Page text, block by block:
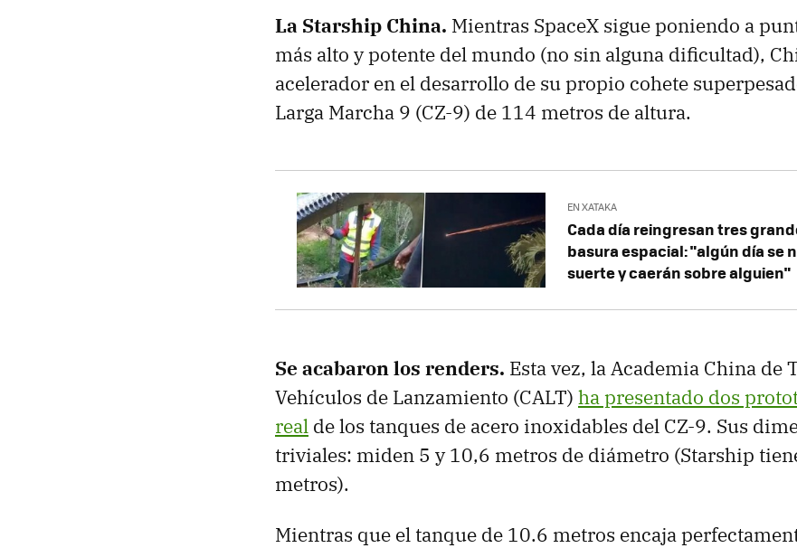
La Starship China. Mientras SpaceX sigue poniendo a
más alto y potente del mundo (no sin alguna dificultad),
acelerador en el desarrollo de su propio cohete
Larga Marcha 9 (CZ-9) de 114 metros de altura.
EN XATAKA
Cada día reingresan tres
basura espacial: "algún día se
suerte y caerán sobre alguien"
Se acabaron los renders. Esta vez, la Academia China de
Vehículos de Lanzamiento (CALT) ha presentado dos
real de los tanques de acero inoxidables del CZ-9. Sus
triviales: miden 5 y 10,6 metros de diámetro (Starship
metros).
Mientras que el tanque de 10.6 metros encaja